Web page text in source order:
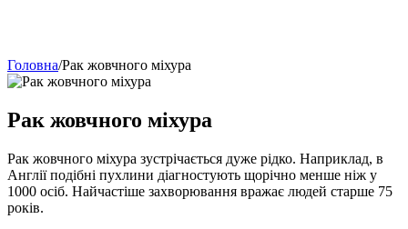
Головна/Рак жовчного міхура
Рак жовчного міхура
Рак жовчного міхура зустрічається дуже рідко. Наприклад, в
Англії подібні пухлини діагностують щорічно менше ніж у
1000 осіб. Найчастіше захворювання вражає людей старше 75
років.